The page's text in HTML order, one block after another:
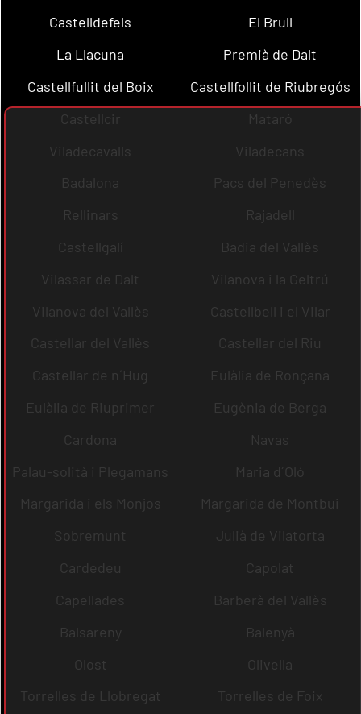
Castelldefels
El Brull
La Llacuna
Premià de Dalt
Castellfullit del Boix
Castellfollit de Riubregós
Castellcir
Mataró
Viladecavalls
Viladecans
Badalona
Pacs del Penedès
Rellinars
Rajadell
Castellgalí
Badia del Vallès
Vilassar de Dalt
Vilanova i la Geltrú
Vilanova del Vallès
Castellbell i el Vilar
Castellar del Vallès
Castellar del Riu
Castellar de n´Hug
Eulàlia de Ronçana
Eulàlia de Riuprimer
Eugènia de Berga
Cardona
Navas
Palau-solità i Plegamans
Maria d´Oló
Margarida i els Monjos
Margarida de Montbui
Sobremunt
Julià de Vilatorta
Cardedeu
Capolat
Capellades
Barberà del Vallès
Balsareny
Balenyà
Olost
Olivella
Torrelles de Llobregat
Torrelles de Foix